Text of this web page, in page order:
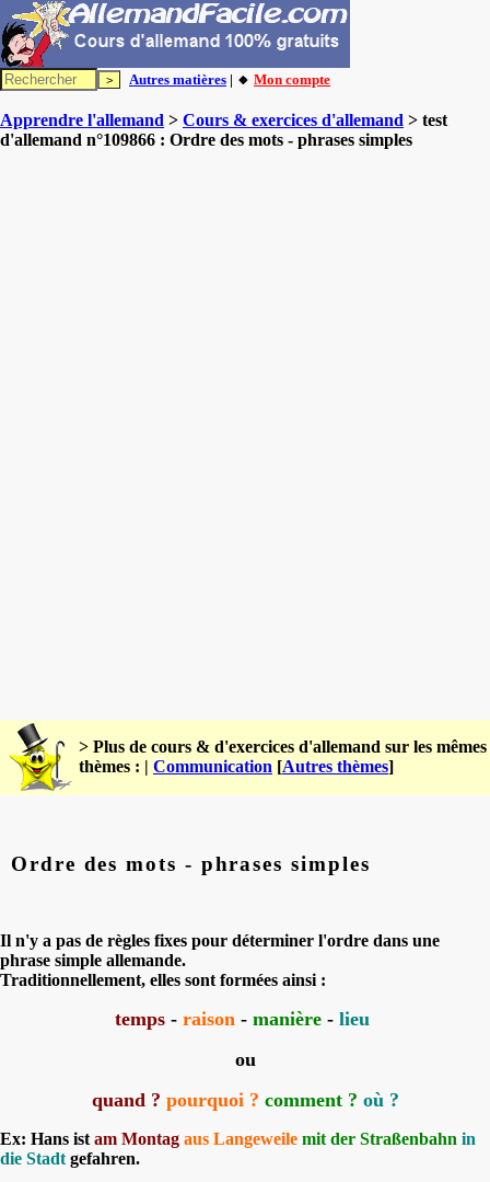
Autres matières | 🔸 Mon compte
Apprendre l'allemand > Cours & exercices d'allemand > test
d'allemand n°109866 : Ordre des mots - phrases simples
> Plus de cours & d'exercices d'allemand sur les mêmes
thèmes : | Communication [Autres thèmes]
Ordre des mots - phrases simples
Il n'y a pas de règles fixes pour déterminer l'ordre dans une
phrase simple allemande.
Traditionnellement, elles sont formées ainsi :
temps - raison - manière - lieu
ou
quand ? pourquoi ? comment ? où ?
Ex: Hans ist am Montag aus Langeweile mit der Straßenbahn in
die Stadt gefahren.